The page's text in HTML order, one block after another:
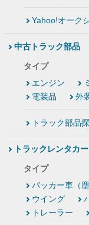
Yahoo!オーク
中古トラック部品
タイプ
エンジン
電装品
外
トラック部品
トラックレンタカー
タイプ
パッカー車（
ウイング
トレーラー